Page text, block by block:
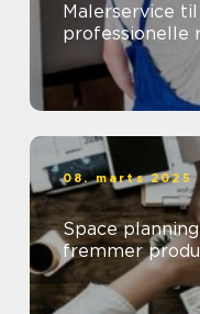
Malerservice
professionelle
08. marts 2025
Space
fremmer